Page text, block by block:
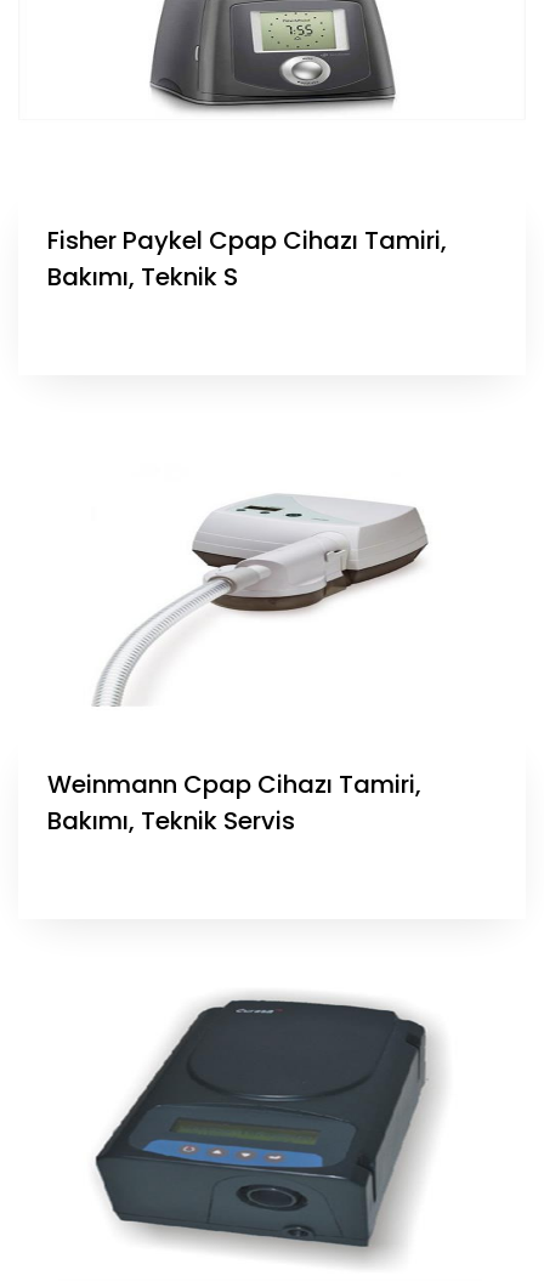
Fisher Paykel Cpap Cihazı Tamiri,
Bakımı, Teknik S
Weinmann Cpap Cihazı Tamiri,
Bakımı, Teknik Servis